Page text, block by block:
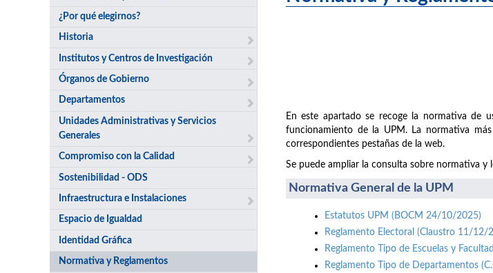
¿Por qué elegirnos?
Historia
Institutos y Centros de Investigación
Órganos de Gobierno
Departamentos
Unidades Administrativas y Servicios
Generales
Compromiso con la Calidad
Sostenibilidad - ODS
Infraestructura e Instalaciones
Espacio de Igualdad
Identidad Gráfica
Normativa y Reglamentos
En este apartado se recoge la normativa de
funcionamiento de la UPM. La normativa
correspondientes pestañas de la web.
Se puede ampliar la consulta sobre normativa y
Normativa General de la UPM
Estatutos UPM (BOCM 24/10/2025)
Reglamento Electoral (Claustro 11/12/
Reglamento Tipo de Escuelas y
Reglamento Tipo de Departamentos